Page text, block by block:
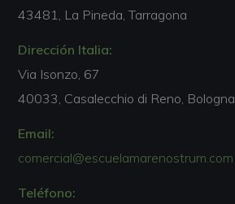
43481, La Pineda, Tarragona
Dirección Italia:
Via Isonzo, 67
40033, Casalecchio di Reno, Bologna
Email:
comercial@escuelamarenostrum.com
Teléfono: